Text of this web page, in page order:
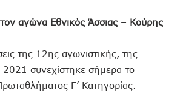
αγώνα Εθνικός Άσσιας – Κούρης
της 12ης αγωνιστικής, της
2021 συνεχίστηκε σήμερα το
Γ’ Κατηγορίας.